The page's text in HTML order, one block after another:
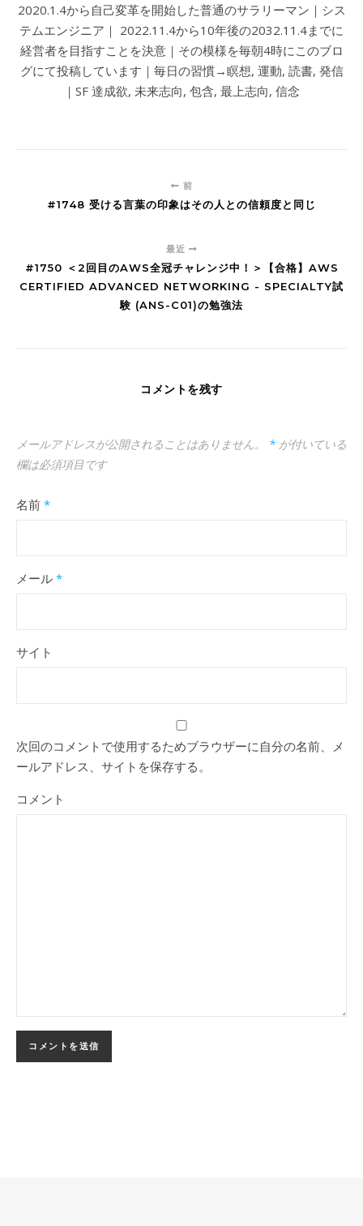
2020.1.4から自己変革を開始した普通のサラリーマン｜シス
テムエンジニア｜ 2022.11.4から10年後の2032.11.4までに
経営者を目指すことを決意｜その模様を毎朝4時にこのブロ
グにて投稿しています｜毎日の習慣→瞑想, 運動, 読書, 発信
｜SF 達成欲, 未来志向, 包含, 最上志向, 信念
前
#1748 受ける言葉の印象はその人との信頼度と同じ
最近
#1750 ＜2回目のAWS全冠チャレンジ中！＞【合格】AWS
CERTIFIED ADVANCED NETWORKING - SPECIALTY試
験 (ANS-C01)の勉強法
コメントを残す
メールアドレスが公開されることはありません。 * が付いている
欄は必須項目です
名前 *
メール *
サイト
次回のコメントで使用するためブラウザーに自分の名前、メ
ールアドレス、サイトを保存する。
コメント